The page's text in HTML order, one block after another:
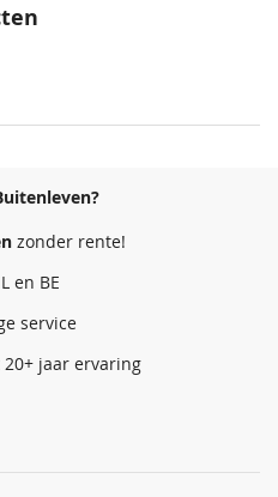
zonder rente!
en BE
service
jaar ervaring